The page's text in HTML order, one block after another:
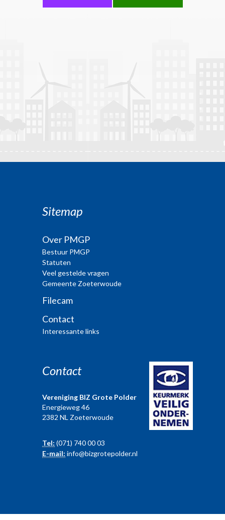
Sitemap
Over PMGP
Bestuur PMGP
Statuten
Veel gestelde vragen
Gemeente Zoeterwoude
Filecam
Contact
Interessante links
Contact
Vereniging BIZ Grote Polder
Energieweg 46
2382 NL Zoeterwoude
Tel: (071) 740 00 03
E-mail: info@bizgrotepolder.nl